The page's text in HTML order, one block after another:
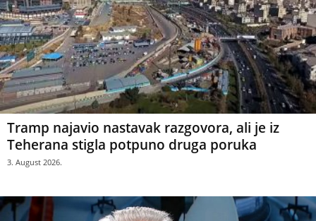
Tramp najavio nastavak razgovora, ali je iz
Teherana stigla potpuno druga poruka
3. August 2026.